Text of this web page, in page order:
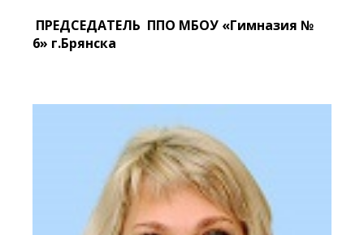
ПРЕДСЕДАТЕЛЬ ППО МБОУ «Гимназия №
6» г.Брянска